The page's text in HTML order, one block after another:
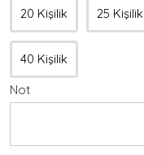
20 Kişilik 25 Kişilik
40 Kişilik
Not